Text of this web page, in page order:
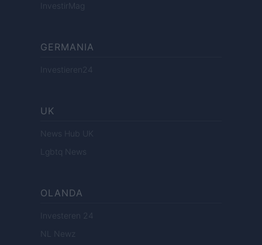
InvestirMag
GERMANIA
Investieren24
UK
News Hub UK
Lgbtq News
OLANDA
Investeren 24
NL Newz